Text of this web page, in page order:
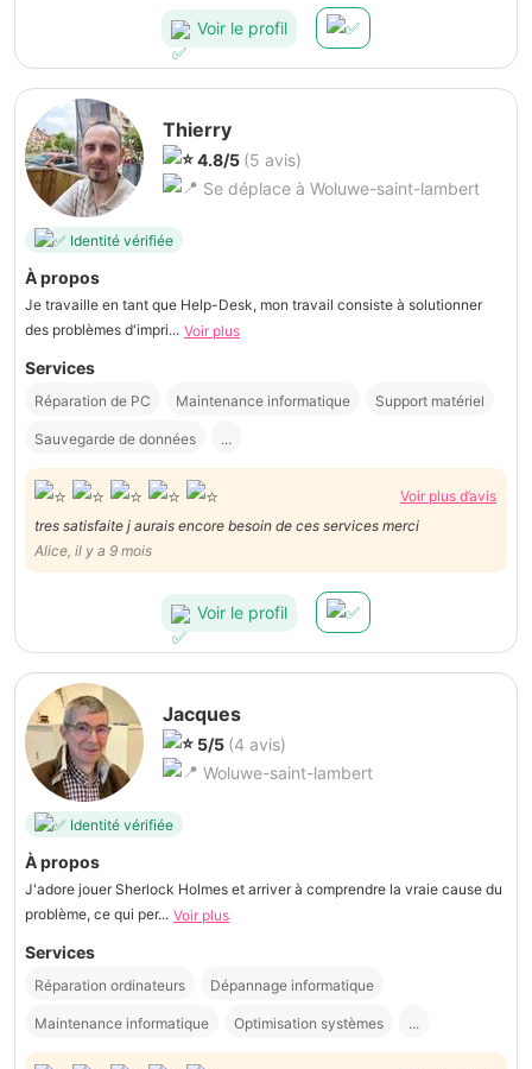
Voir le profil
Thierry
4.8/5 (5 avis)
Se déplace à Woluwe-saint-lambert
Identité vérifiée
À propos
Je travaille en tant que Help-Desk, mon travail consiste à solutionner
des problèmes d'impri... Voir plus
Services
Réparation de PC Maintenance informatique Support matériel
Sauvegarde de données ...
Voir plus d’avis
tres satisfaite j aurais encore besoin de ces services merci
Alice, il y a 9 mois
Voir le profil
Jacques
5/5 (4 avis)
Woluwe-saint-lambert
Identité vérifiée
À propos
J'adore jouer Sherlock Holmes et arriver à comprendre la vraie cause du
problème, ce qui per... Voir plus
Services
Réparation ordinateurs Dépannage informatique
Maintenance informatique Optimisation systèmes ...